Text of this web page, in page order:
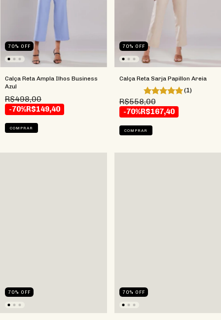
70% OFF
Calça Reta Ampla Ilhos Business
Azul
R$498,00
-70%R$149,40
COMPRAR
70% OFF
Calça Reta Sarja Papillon Areia
(1)
R$558,00
-70%R$167,40
COMPRAR
70% OFF 70% OFF